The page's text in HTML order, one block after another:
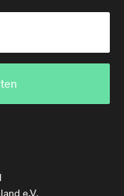
e.V.